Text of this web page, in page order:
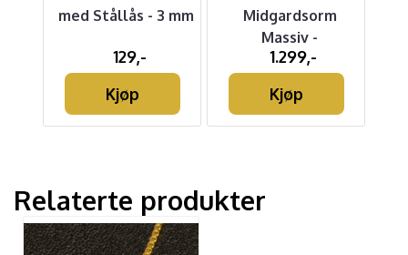
med Stållås - 3 mm
129,-
Kjøp
Midgardsorm
Massiv -
Sølvanheng
1.299,-
Kjøp
Relaterte produkter